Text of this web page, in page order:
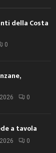
della Costa
0
0
a tavola
0